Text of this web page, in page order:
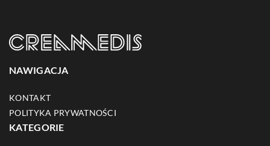
NAWIGACJA
KONTAKT
POLITYKA PRYWATNOŚCI
KATEGORIE